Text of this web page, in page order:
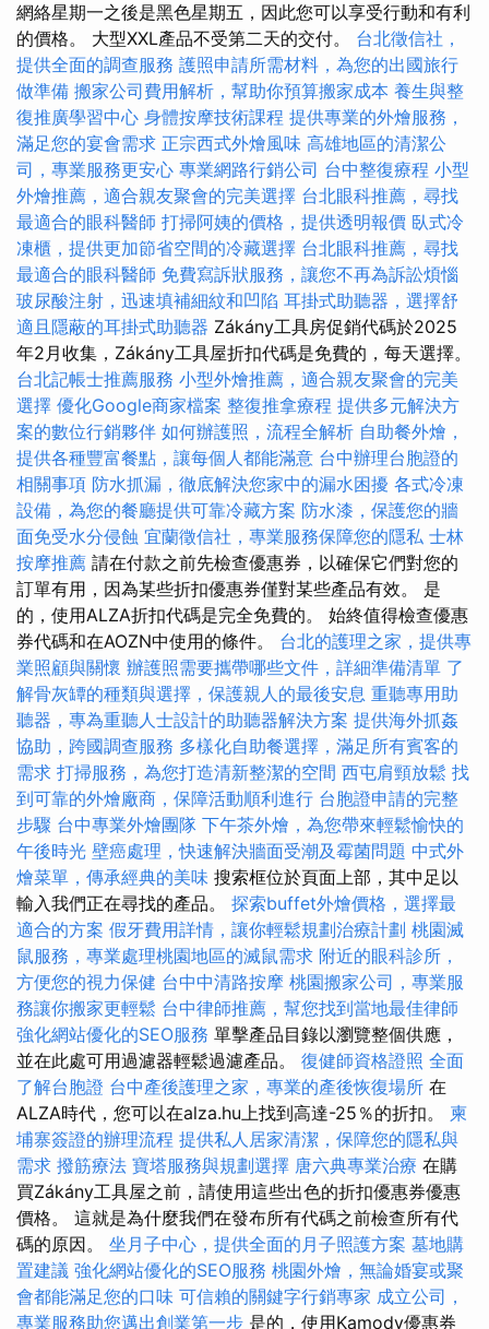
網絡星期一之後是黑色星期五，因此您可以享受行動和有利
的價格。 大型XXL產品不受第二天的交付。 台北徵信社，
提供全面的調查服務 護照申請所需材料，為您的出國旅行
做準備 搬家公司費用解析，幫助你預算搬家成本 養生與整
復推廣學習中心 身體按摩技術課程 提供專業的外燴服務，
滿足您的宴會需求 正宗西式外燴風味 高雄地區的清潔公
司，專業服務更安心 專業網路行銷公司 台中整復療程 小型
外燴推薦，適合親友聚會的完美選擇 台北眼科推薦，尋找
最適合的眼科醫師 打掃阿姨的價格，提供透明報價 臥式冷
凍櫃，提供更加節省空間的冷藏選擇 台北眼科推薦，尋找
最適合的眼科醫師 免費寫訴狀服務，讓您不再為訴訟煩惱
玻尿酸注射，迅速填補細紋和凹陷 耳掛式助聽器，選擇舒
適且隱蔽的耳掛式助聽器 Zákány工具房促銷代碼於2025
年2月收集，Zákány工具屋折扣代碼是免費的，每天選擇。
台北記帳士推薦服務 小型外燴推薦，適合親友聚會的完美
選擇 優化Google商家檔案 整復推拿療程 提供多元解決方
案的數位行銷夥伴 如何辦護照，流程全解析 自助餐外燴，
提供各種豐富餐點，讓每個人都能滿意 台中辦理台胞證的
相關事項 防水抓漏，徹底解決您家中的漏水困擾 各式冷凍
設備，為您的餐廳提供可靠冷藏方案 防水漆，保護您的牆
面免受水分侵蝕 宜蘭徵信社，專業服務保障您的隱私 士林
按摩推薦 請在付款之前先檢查優惠券，以確保它們對您的
訂單有用，因為某些折扣優惠券僅對某些產品有效。 是
的，使用ALZA折扣代碼是完全免費的。 始終值得檢查優惠
券代碼和在AOZN中使用的條件。 台北的護理之家，提供專
業照顧與關懷 辦護照需要攜帶哪些文件，詳細準備清單 了
解骨灰罈的種類與選擇，保護親人的最後安息 重聽專用助
聽器，專為重聽人士設計的助聽器解決方案 提供海外抓姦
協助，跨國調查服務 多樣化自助餐選擇，滿足所有賓客的
需求 打掃服務，為您打造清新整潔的空間 西屯肩頸放鬆 找
到可靠的外燴廠商，保障活動順利進行 台胞證申請的完整
步驟 台中專業外燴團隊 下午茶外燴，為您帶來輕鬆愉快的
午後時光 壁癌處理，快速解決牆面受潮及霉菌問題 中式外
燴菜單，傳承經典的美味 搜索框位於頁面上部，其中足以
輸入我們正在尋找的產品。 探索buffet外燴價格，選擇最
適合的方案 假牙費用詳情，讓你輕鬆規劃治療計劃 桃園滅
鼠服務，專業處理桃園地區的滅鼠需求 附近的眼科診所，
方便您的視力保健 台中中清路按摩 桃園搬家公司，專業服
務讓你搬家更輕鬆 台中律師推薦，幫您找到當地最佳律師
強化網站優化的SEO服務 單擊產品目錄以瀏覽整個供應，
並在此處可用過濾器輕鬆過濾產品。 復健師資格證照 全面
了解台胞證 台中產後護理之家，專業的產後恢復場所 在
ALZA時代，您可以在alza.hu上找到高達-25％的折扣。 柬
埔寨簽證的辦理流程 提供私人居家清潔，保障您的隱私與
需求 撥筋療法 寶塔服務與規劃選擇 唐六典專業治療 在購
買Zákány工具屋之前，請使用這些出色的折扣優惠券優惠
價格。 這就是為什麼我們在發布所有代碼之前檢查所有代
碼的原因。 坐月子中心，提供全面的月子照護方案 墓地購
置建議 強化網站優化的SEO服務 桃園外燴，無論婚宴或聚
會都能滿足您的口味 可信賴的關鍵字行銷專家 成立公司，
專業服務助您邁出創業第一步 是的，使用Kamody優惠券